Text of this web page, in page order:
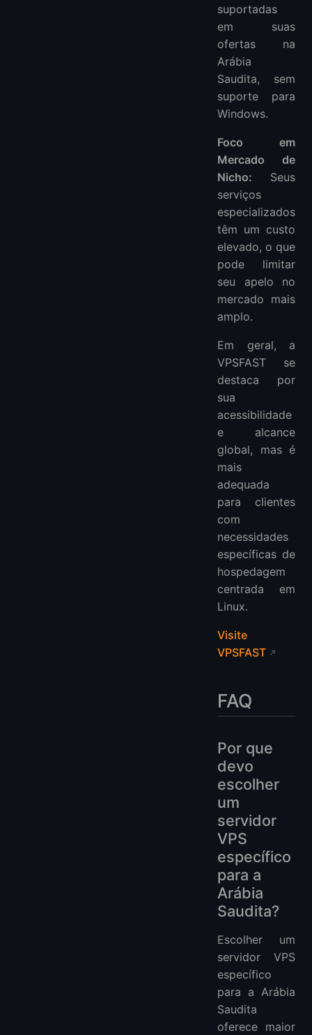
suportadas
em suas
ofertas na
Arábia
Saudita, sem
suporte para
Windows.
Foco em
Mercado de
Nicho: Seus
serviços
especializados
têm um custo
elevado, o que
pode limitar
seu apelo no
mercado mais
amplo.
Em geral, a
VPSFAST se
destaca por
sua
acessibilidade
e alcance
global, mas é
mais
adequada
para clientes
com
necessidades
específicas de
hospedagem
centrada em
Linux.
Visite
VPSFAST
FAQ
Por que
devo
escolher
um
servidor
VPS
específico
para a
Arábia
Saudita?
Escolher um
servidor VPS
específico
para a Arábia
Saudita
oferece maior